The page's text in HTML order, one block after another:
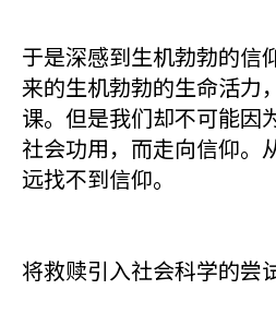
于是深感到生机勃勃的信
来的生机勃勃的生命活力
课。但是我们却不可能因
社会功用，而走向信仰。
远找不到信仰。
将救赎引入社会科学的尝